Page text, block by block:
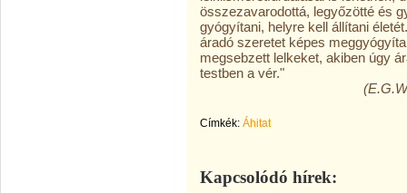
összezavarodottá, legyőzötté és
gyógyítani, helyre kell állítani
áradó szeretet képes
megsebzett lelkeket, akiben úgy
testben a vér."
Címkék: Áhitat
Kapcsolódó hírek: